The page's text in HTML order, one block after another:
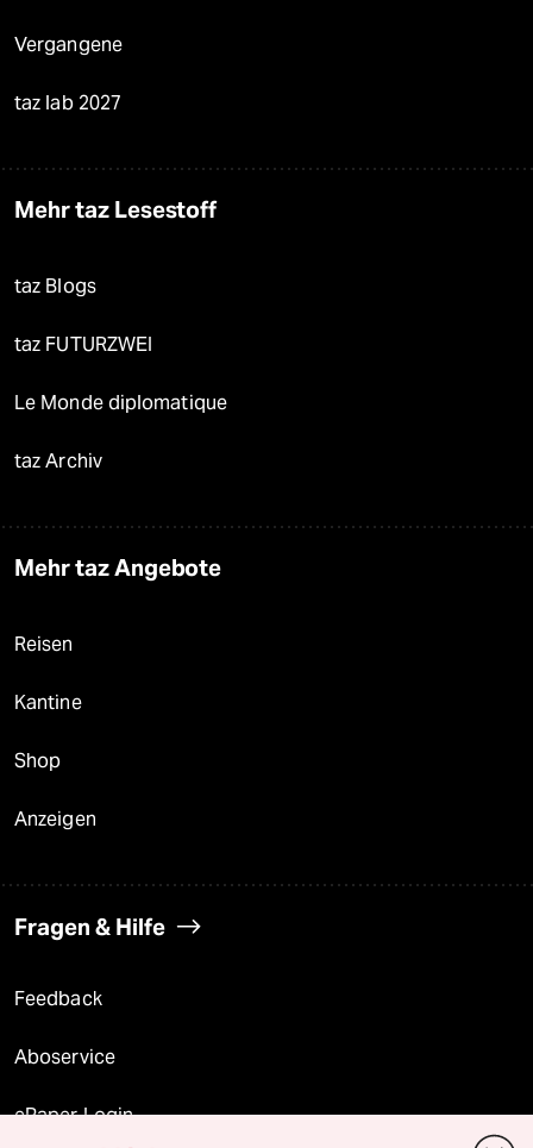
Vergangene
taz lab 2027
Mehr taz Lesestoff
taz Blogs
taz FUTURZWEI
Le Monde diplomatique
taz Archiv
Mehr taz Angebote
Reisen
Kantine
Shop
Anzeigen
Fragen & Hilfe
Feedback
Aboservice
ePaper Login